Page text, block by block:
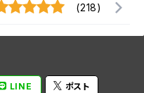
(218)
LINE ポスト